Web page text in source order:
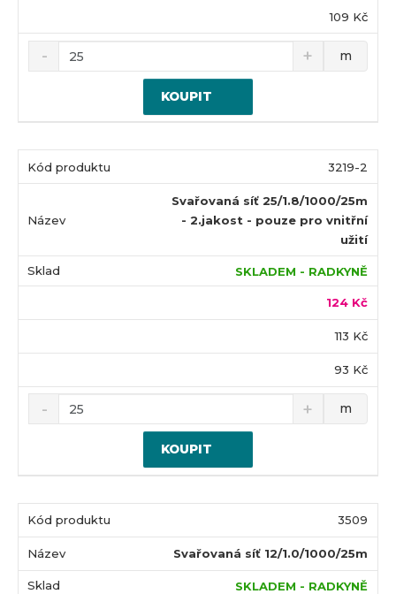
109 Kč
m
KOUPIT
3219-2
Svařovaná síť 25/1.8/1000/25m
- 2.jakost - pouze pro vnitřní
užití
SKLADEM - RADKYNĚ
124 Kč
113 Kč
93 Kč
m
KOUPIT
3509
Svařovaná síť 12/1.0/1000/25m
SKLADEM - RADKYNĚ